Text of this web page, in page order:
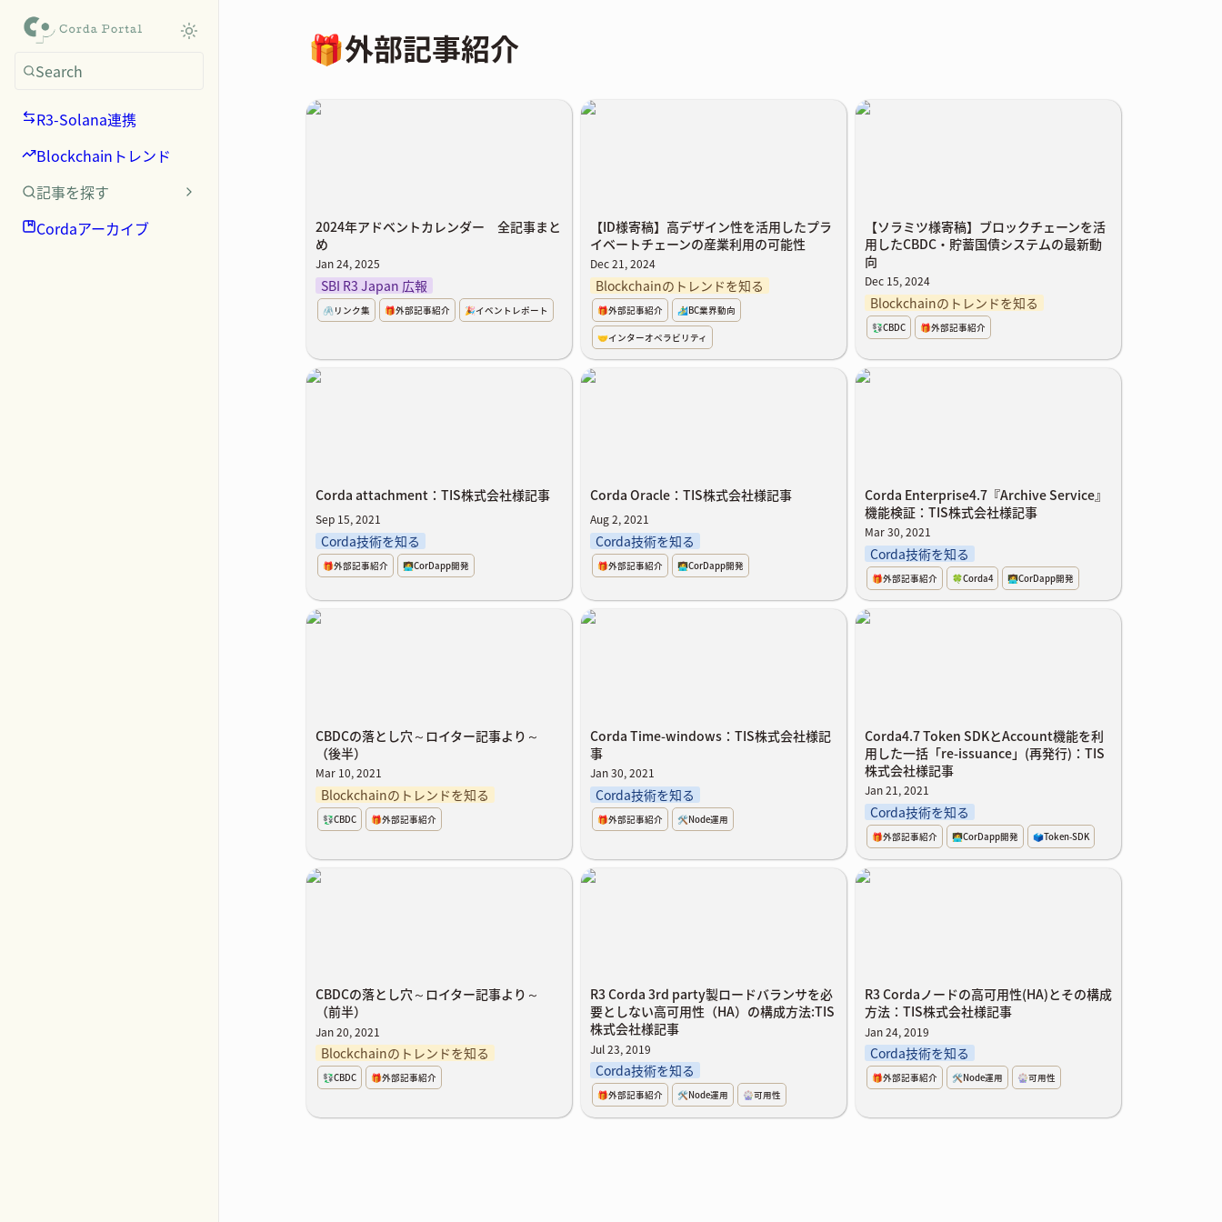
Search
R3-Solana連携
Blockchainトレンド
記事を探す
Cordaアーカイブ
🎁外部記事紹介
2024年アドベントカレンダー 全記事ま
2024年アドベントカレンダー 全記事まと
め
Jan 24, 2025
SBI R3 Japan 広報
🖇️リンク集 🎁外部記事紹介 🎉イベントレポート
【ID様寄稿】高デザイン性を活用したプ
【ID様寄稿】高デザイン性を活用したプラ
イベートチェーンの産業利用の可能性
Dec 21, 2024
Blockchainのトレンドを知る
🎁外部記事紹介 🏄‍♂️BC業界動向
🤝インターオペラビリティ
【ソラミツ様寄稿】ブロックチェーンを
【ソラミツ様寄稿】 ブロックチェーンを活
用したCBDC・貯蓄国債システムの最新動
向
Dec 15, 2024
Blockchainのトレンドを知る
💱CBDC 🎁外部記事紹介
Corda attachment：TIS株式会社様記事
Corda attachment：TIS株式会社様記事
Sep 15, 2021
Corda技術を知る
🎁外部記事紹介 🧑‍💻CorDapp開発
Corda Oracle：TIS株式会社様記事
Corda Oracle：TIS株式会社様記事
Aug 2, 2021
Corda技術を知る
🎁外部記事紹介 🧑‍💻CorDapp開発
Corda Enterprise4.7『Archive Service』
Corda Enterprise4.7『Archive Service』
機能検証：TIS株式会社様記事
Mar 30, 2021
Corda技術を知る
🎁外部記事紹介 🍀Corda4 🧑‍💻CorDapp開発
CBDCの落とし穴～ロイター記事より～
CBDCの落とし穴～ロイター記事より～
（後半）
Mar 10, 2021
Blockchainのトレンドを知る
💱CBDC 🎁外部記事紹介
Corda Time-windows：TIS株式会社様
Corda Time-windows：TIS株式会社様記
事
Jan 30, 2021
Corda技術を知る
🎁外部記事紹介 🛠️Node運用
Corda4.7 Token SDKとAccount機能を
Corda4.7 Token SDKとAccount機能を利
用した一括「re-issuance」(再発行)：TIS
株式会社様記事
Jan 21, 2021
Corda技術を知る
🎁外部記事紹介 🧑‍💻CorDapp開発 🗳️Token-SDK
CBDCの落とし穴～ロイター記事より～
CBDCの落とし穴～ロイター記事より～
（前半）
Jan 20, 2021
Blockchainのトレンドを知る
💱CBDC 🎁外部記事紹介
R3 Corda 3rd party製ロードバランサを
R3 Corda 3rd party製ロードバランサを必
要としない高可用性（HA）の構成方法:TIS
株式会社様記事
Jul 23, 2019
Corda技術を知る
🎁外部記事紹介 🛠️Node運用 🎡可用性
R3 Cordaノードの高可用性(HA)とその構
R3 Cordaノードの高可用性(HA)とその構成
方法：TIS株式会社様記事
Jan 24, 2019
Corda技術を知る
🎁外部記事紹介 🛠️Node運用 🎡可用性